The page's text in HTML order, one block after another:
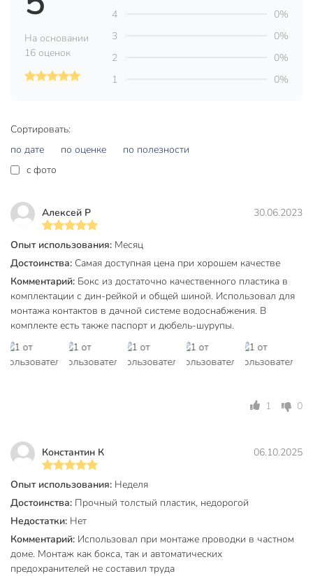
магазине в Тамбове по низким ценам и с бесплатным
Техническая информация
Количество модулей, шт
Бренд
Страна производства
Установка
навесной
Степень защиты IP
Модельный ряд
КНО-8Д
Артикул производителя
УТ000002642
Вес в упаковке
420 г
Сортировать:
по дате
по оценке
по полезности
c фото
Алексей Р 30.06.2023
Опыт использования: Месяц
Достоинства: Самая доступная цена при хорошем качестве
Комментарий: Бокс из достаточно качественного пластика в
комплектации с дин-рейкой и общей шиной. Использовал для
монтажа контактов в дачной системе водоснабжения. В
комплекте есть также паспорт и дюбель-шурупы.
1 0
Константин К 06.10.2025
Опыт использования: Неделя
Достоинства: Прочный толстый пластик, недорогой
Недостатки: Нет
Комментарий: Использовал при монтаже проводки в частном
доме. Монтаж как бокса, так и автоматических
предохранителей не составил труда
На основании
16 оценок
4
0%
3
0%
2
0%
1
0%